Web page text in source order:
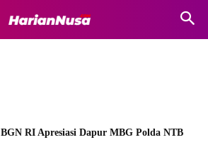
BGN RI Apresiasi Dapur MBG Polda NTB